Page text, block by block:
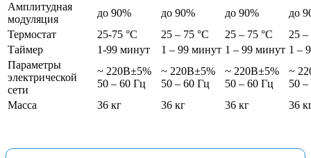
Амплитудная
модуляция
до 90% до 90% до 90%
до
Термостат
25-75 °С 25 – 75 °С 25 – 75 °С
25
Таймер
1-99 минут 1 – 99 минут 1 – 99 минут 1 –
Параметры
электрической
сети
~ 220В±5%
50 – 60 Гц
~ 220В±5%
50 – 60 Гц
~ 220В±5%
50 – 60 Гц
~
50
Масса
36 кг 36 кг 36 кг 36